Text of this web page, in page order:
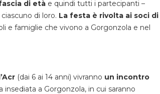
di età e quindi tutti i partecipanti –
di loro. La festa è rivolta ai soci di
e famiglie che vivono a Gorgonzola e nel
(dai 6 ai 14 anni) vivranno un incontro
insediata a Gorgonzola, in cui saranno